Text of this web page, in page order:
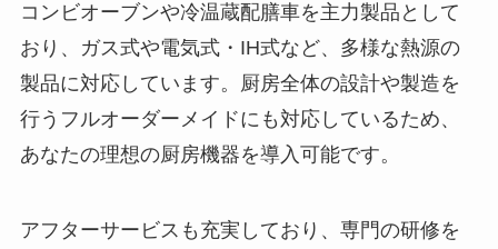
コンビオーブンや冷温蔵配膳車を主力製品として
おり、ガス式や電気式・IH式など、多様な熱源の
製品に対応しています。厨房全体の設計や製造を
行うフルオーダーメイドにも対応しているため、
あなたの理想の厨房機器を導入可能です。
アフターサービスも充実しており、専門の研修を